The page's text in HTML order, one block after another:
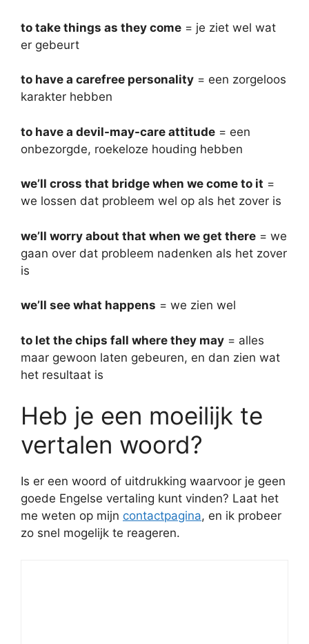
to take things as they come = je ziet wel wat
er gebeurt
to have a carefree personality = een zorgeloos
karakter hebben
to have a devil-may-care attitude = een
onbezorgde, roekeloze houding hebben
we’ll cross that bridge when we come to it =
we lossen dat probleem wel op als het zover is
we’ll worry about that when we get there = we
gaan over dat probleem nadenken als het zover
is
we’ll see what happens = we zien wel
to let the chips fall where they may = alles
maar gewoon laten gebeuren, en dan zien wat
het resultaat is
Heb je een moeilijk te
vertalen woord?
Is er een woord of uitdrukking waarvoor je geen
goede Engelse vertaling kunt vinden? Laat het
me weten op mijn contactpagina, en ik probeer
zo snel mogelijk te reageren.